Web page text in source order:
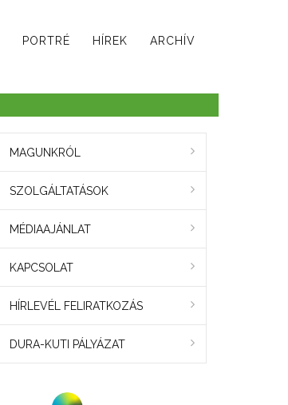
PORTRÉ HÍREK ARCHÍV
MAGUNKRÓL
SZOLGÁLTATÁSOK
MÉDIAAJÁNLAT
KAPCSOLAT
HÍRLEVÉL FELIRATKOZÁS
DURA-KUTI PÁLYÁZAT